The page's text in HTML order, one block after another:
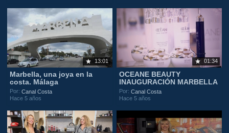
13:01
Marbella, una joya en la
costa. Málaga
Por:Canal Costa
Hace 5 años
01:34
OCEANE BEAUTY
INAUGURACIÓN MARBELLA
Por:Canal Costa
Hace 5 años